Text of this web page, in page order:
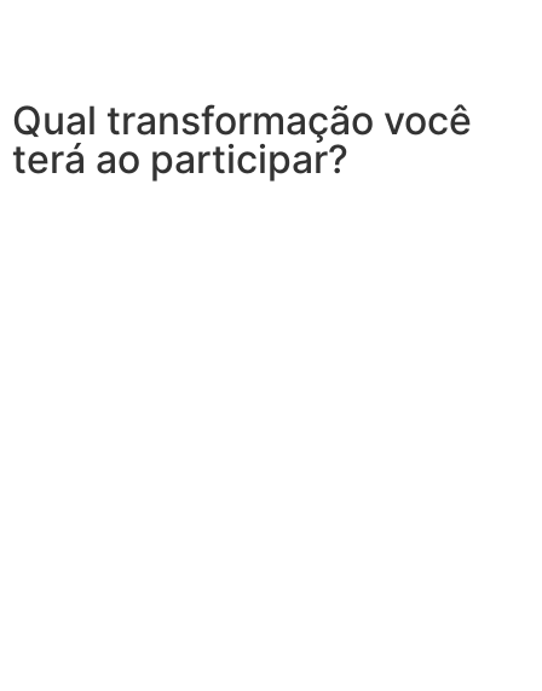
Qual transformação você
terá ao participar?